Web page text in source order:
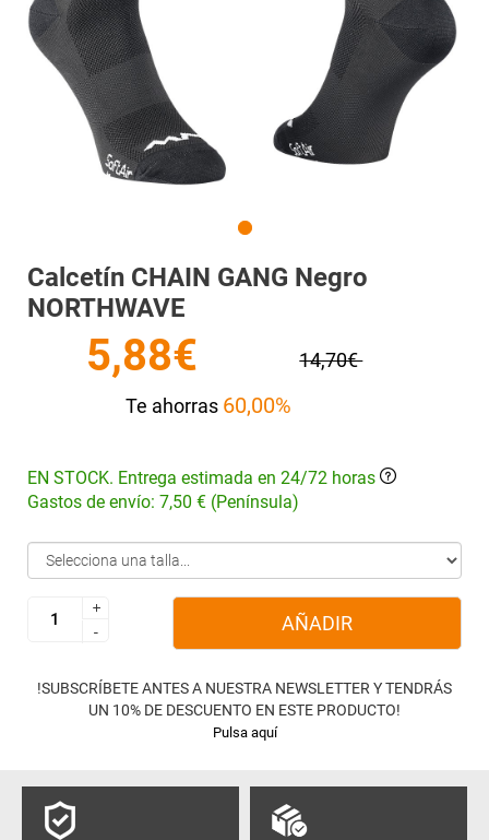
Calcetín CHAIN GANG Negro
NORTHWAVE
5,88€
14,70€
Te ahorras 60,00%
EN STOCK. Entrega estimada en 24/72 horas
Gastos de envío: 7,50 € (Península)
+
-
+
-
AÑADIR
!SUBSCRÍBETE ANTES A NUESTRA NEWSLETTER Y TENDRÁS
UN 10% DE DESCUENTO EN ESTE PRODUCTO!
Pulsa aquí